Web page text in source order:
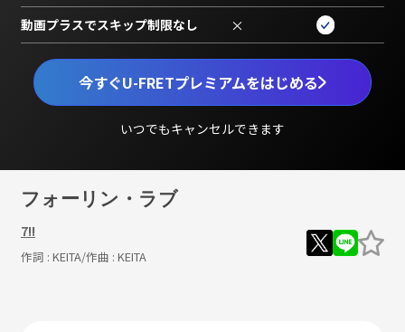
今すぐU-FRETプレミアムをはじめる
いつでもキャンセルできます
動画プラスでスキップ制限なし ×
フォーリン・ラブ
7!!
作詞 : KEITA/作曲 : KEITA